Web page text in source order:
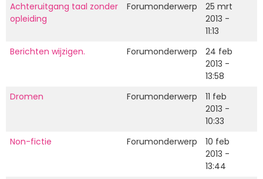
Achteruitgang taal zonder
opleiding
Forumonderwerp
25 mrt
2013 -
11:13
Berichten wijzigen.
Forumonderwerp
24 feb
2013 -
13:58
Dromen
Forumonderwerp
11 feb
2013 -
10:33
Non-fictie
Forumonderwerp
10 feb
2013 -
13:44